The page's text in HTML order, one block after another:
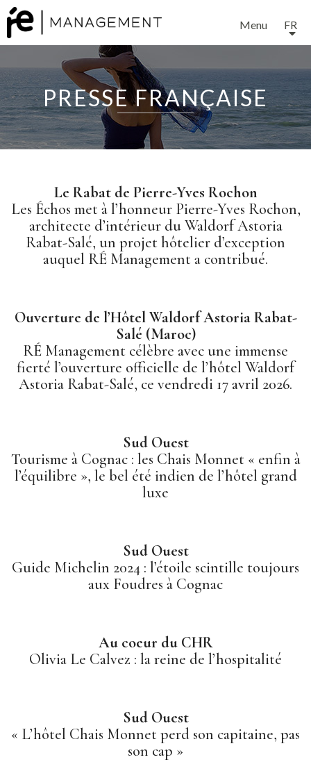
Menu FR
PRESSE FRANÇAISE
Le Rabat de Pierre-Yves Rochon
Les Échos met à l’honneur Pierre-Yves Rochon,
architecte d’intérieur du Waldorf Astoria
Rabat-Salé, un projet hôtelier d’exception
auquel RÉ Management a contribué.
Ouverture de l’Hôtel Waldorf Astoria Rabat-
Salé (Maroc)
RÉ Management célèbre avec une immense
fierté l’ouverture officielle de l’hôtel Waldorf
Astoria Rabat-Salé, ce vendredi 17 avril 2026.
Sud Ouest
Tourisme à Cognac : les Chais Monnet « enfin à
l’équilibre », le bel été indien de l’hôtel grand
luxe
Sud Ouest
Guide Michelin 2024 : l’étoile scintille toujours
aux Foudres à Cognac
Au coeur du CHR
Olivia Le Calvez : la reine de l’hospitalité
Sud Ouest
« L’hôtel Chais Monnet perd son capitaine, pas
son cap »